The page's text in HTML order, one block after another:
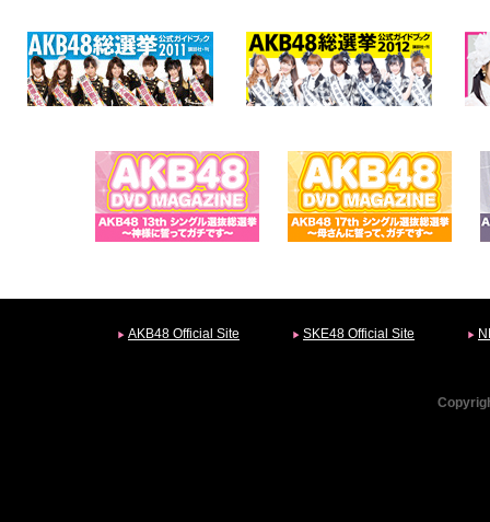
AKB48 Official Site SKE48 Official Site